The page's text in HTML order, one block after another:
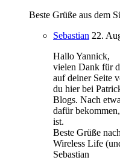
Beste Grüße aus dem
Sebastian 22.
Hallo Yannick,
vielen Dank für
auf deiner Seite
du hier bei
Blogs. Nach
dafür
ist.
Beste Grüße
Wireless Life
Sebastian